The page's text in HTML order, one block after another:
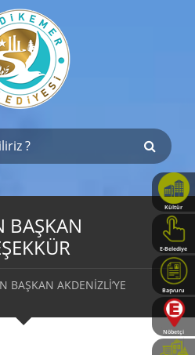
Kültür
Haritası
E-Belediye
Başvuru
Rehberi
Nöbetçi
Eczaneler
BAŞKAN
BAŞKAN AKDENİZLİ’YE